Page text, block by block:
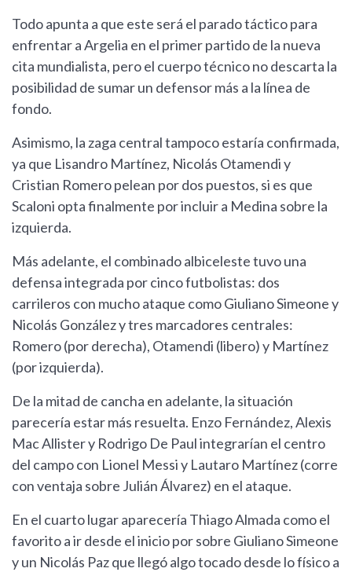
Todo apunta a que este será el parado táctico para
enfrentar a Argelia en el primer partido de la nueva
cita mundialista, pero el cuerpo técnico no descarta la
posibilidad de sumar un defensor más a la línea de
fondo.
Asimismo, la zaga central tampoco estaría confirmada,
ya que Lisandro Martínez, Nicolás Otamendi y
Cristian Romero pelean por dos puestos, si es que
Scaloni opta finalmente por incluir a Medina sobre la
izquierda.
Más adelante, el combinado albiceleste tuvo una
defensa integrada por cinco futbolistas: dos
carrileros con mucho ataque como Giuliano Simeone y
Nicolás González y tres marcadores centrales:
Romero (por derecha), Otamendi (libero) y Martínez
(por izquierda).
De la mitad de cancha en adelante, la situación
parecería estar más resuelta. Enzo Fernández, Alexis
Mac Allister y Rodrigo De Paul integrarían el centro
del campo con Lionel Messi y Lautaro Martínez (corre
con ventaja sobre Julián Álvarez) en el ataque.
En el cuarto lugar aparecería Thiago Almada como el
favorito a ir desde el inicio por sobre Giuliano Simeone
y un Nicolás Paz que llegó algo tocado desde lo físico a